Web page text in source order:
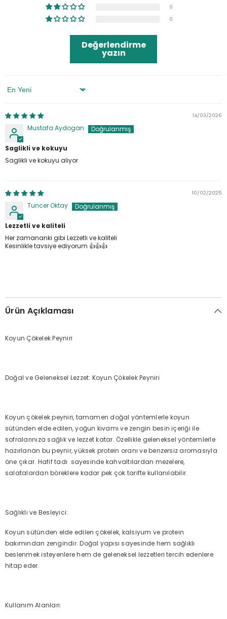
0
0
Değerlendirme
yazın
Sort By
14/03/2026
Mustafa Aydogan
Saglikli ve kokuyu
Saglikli ve kokuyu aliyor
10/02/2025
Tuncer Oktay
Lezzetli ve kaliteli
Her zamananki gibi Lezzetli ve kaliteli
Kesinlikle tavsiye ediyorum 👍👍👍
Ürün Açıklaması
Koyun Çökelek Peyniri
Doğal ve Geleneksel Lezzet: Koyun Çökelek Peyniri
Koyun çökelek peyniri, tamamen doğal yöntemlerle koyun
sütünden elde edilen, yoğun kıvamı ve zengin besin içeriği ile
sofralarınıza sağlık ve lezzet katar. Özellikle geleneksel yöntemlerle
hazırlanan bu peynir, yüksek protein oranı ve benzersiz aromasıyla
öne çıkar. Hafif tadı sayesinde kahvaltılardan mezelere,
salatalardan böreklere kadar pek çok tarifte kullanılabilir.
Sağlıklı ve Besleyici:
Koyun sütünden elde edilen çökelek, kalsiyum ve protein
bakımından zengindir. Doğal yapısı sayesinde hem sağlıklı
beslenmek isteyenlere hem de geleneksel lezzetleri tercih edenlere
hitap eder.
Kullanım Alanları: